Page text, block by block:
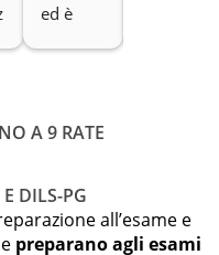
ed è
o per
re la
certifica
i e
A 9 RATE
DILS-PG
all’esame e
preparano agli esami